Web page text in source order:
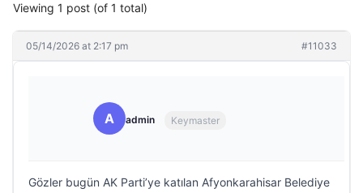
Viewing 1 post (of 1 total)
05/14/2026 at 2:17 pm #11033
A admin Keymaster
Gözler bugün AK Parti’ye katılan Afyonkarahisar Belediye